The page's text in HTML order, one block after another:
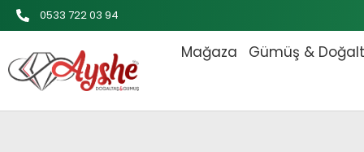
İçeriğe
atla
0533 722 03 94
Mağaza Gümüş &